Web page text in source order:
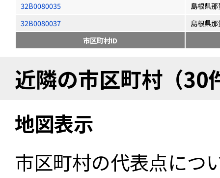
32B0080035
島根県
32B0080037
島根県
市区町村ID
近隣の市区町村（30
地図表示
市区町村の代表点につ